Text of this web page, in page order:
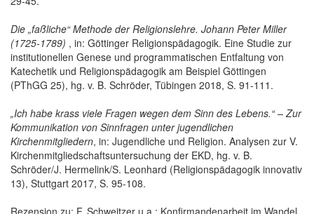
Die „faßliche“ Methode der Religionslehre. Johann Peter Miller
(1725-1789) , in: Göttinger Religionspädagogik. Eine Studie zur
institutionellen Genese und programmatischen Entfaltung von
Katechetik und Religionspädagogik am Beispiel Göttingen
(PThGG 25), hg. v. B. Schröder, Tübingen 2018, S. 91-111.
„Ich habe krass viele Fragen wegen dem Sinn des Lebens.“ – Zur
Kommunikation von Sinnfragen unter jugendlichen
Kirchenmitgliedern, in: Jugendliche und Religion. Analysen zur V.
Kirchenmitgliedschaftsuntersuchung der EKD, hg. v. B.
Schröder/J. Hermelink/S. Leonhard (Religionspädagogik innovativ
13), Stuttgart 2017, S. 95-108.
Rezension zu: F. Schweitzer u.a.: Konfirmandenarbeit im Wandel